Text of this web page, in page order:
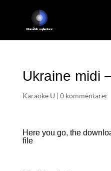
Ukraine midi
Karaoke U | 0 kommentarer
Here you go, the
file